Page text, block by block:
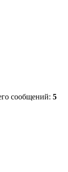
сообщений: 5